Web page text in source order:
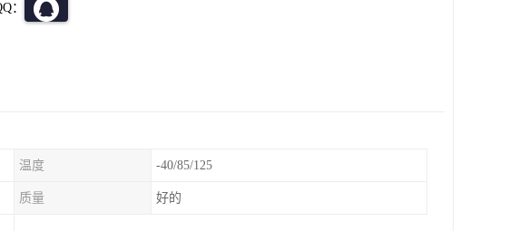
：
温度 -40/85/125
质量 好的